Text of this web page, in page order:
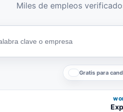
Miles de empleos
Gratis para